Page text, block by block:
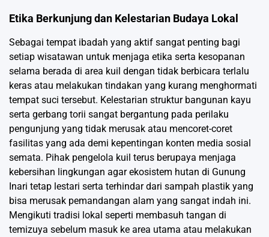
Etika Berkunjung dan Kelestarian Budaya Lokal
Sebagai tempat ibadah yang aktif sangat penting bagi
setiap wisatawan untuk menjaga etika serta kesopanan
selama berada di area kuil dengan tidak berbicara terlalu
keras atau melakukan tindakan yang kurang menghormati
tempat suci tersebut. Kelestarian struktur bangunan kayu
serta gerbang torii sangat bergantung pada perilaku
pengunjung yang tidak merusak atau mencoret-coret
fasilitas yang ada demi kepentingan konten media sosial
semata. Pihak pengelola kuil terus berupaya menjaga
kebersihan lingkungan agar ekosistem hutan di Gunung
Inari tetap lestari serta terhindar dari sampah plastik yang
bisa merusak pemandangan alam yang sangat indah ini.
Mengikuti tradisi lokal seperti membasuh tangan di
temizuya sebelum masuk ke area utama atau melakukan